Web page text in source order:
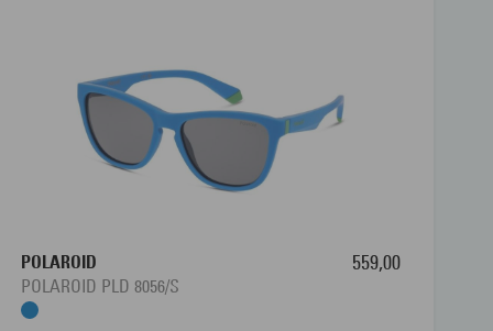
POLAROID
POLAROID PLD 8056/S
559,00